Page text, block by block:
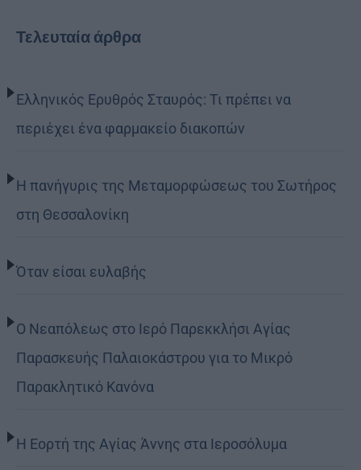
Τελευταία άρθρα
Ελληνικός Ερυθρός Σταυρός: Τι πρέπει να
περιέχει ένα φαρμακείο διακοπών
Η πανήγυρις της Μεταμορφώσεως του Σωτήρος
στη Θεσσαλονίκη
Όταν είσαι ευλαβής
Ο Νεαπόλεως στο Ιερό Παρεκκλήσι Αγίας
Παρασκευής Παλαιοκάστρου για το Μικρό
Παρακλητικό Κανόνα
Η Εορτή της Αγίας Άννης στα Ιεροσόλυμα